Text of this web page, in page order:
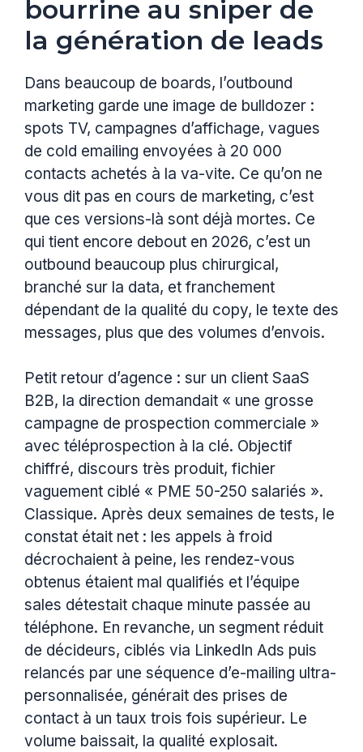
bourrine au sniper de
la génération de leads
Dans beaucoup de boards, l’outbound
marketing garde une image de bulldozer :
spots TV, campagnes d’affichage, vagues
de cold emailing envoyées à 20 000
contacts achetés à la va-vite. Ce qu’on ne
vous dit pas en cours de marketing, c’est
que ces versions-là sont déjà mortes. Ce
qui tient encore debout en 2026, c’est un
outbound beaucoup plus chirurgical,
branché sur la data, et franchement
dépendant de la qualité du copy, le texte des
messages, plus que des volumes d’envois.
Petit retour d’agence : sur un client SaaS
B2B, la direction demandait « une grosse
campagne de prospection commerciale »
avec téléprospection à la clé. Objectif
chiffré, discours très produit, fichier
vaguement ciblé « PME 50-250 salariés ».
Classique. Après deux semaines de tests, le
constat était net : les appels à froid
décrochaient à peine, les rendez-vous
obtenus étaient mal qualifiés et l’équipe
sales détestait chaque minute passée au
téléphone. En revanche, un segment réduit
de décideurs, ciblés via LinkedIn Ads puis
relancés par une séquence d’e-mailing ultra-
personnalisée, générait des prises de
contact à un taux trois fois supérieur. Le
volume baissait, la qualité explosait.